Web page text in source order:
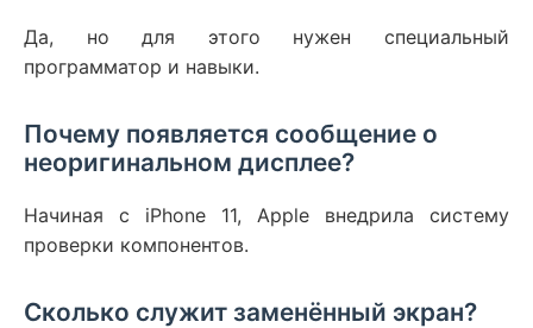
Да, но для этого нужен специальный
программатор и навыки.
Почему появляется сообщение о
неоригинальном дисплее?
Начиная с iPhone 11, Apple внедрила систему
проверки компонентов.
Сколько служит заменённый экран?